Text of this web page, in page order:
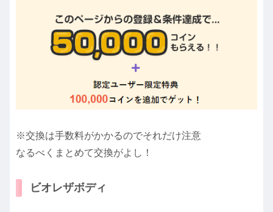
※交換は手数料がかかるのでそれだけ注意
なるべくまとめて交換がよし！
ビオレザボディ